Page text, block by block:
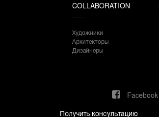
COLLABORATION
Художники
Архитекторы
Дизайнеры
Facebook
Получить консультацию